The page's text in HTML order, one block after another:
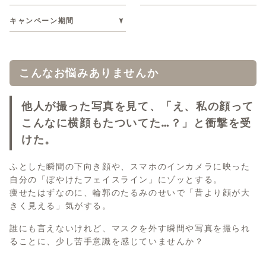
キャンペーン期間
こんなお悩みありませんか
他人が撮った写真を見て、
「え、私の顔って
こんなに横顔もたついてた…？」
と衝撃を受
けた。
ふとした瞬間の下向き顔や、スマホのインカメラに映った
自分の「ぼやけたフェイスライン」にゾッとする。
痩せたはずなのに、輪郭のたるみのせいで「昔より顔が大
きく見える」気がする。
誰にも言えないけれど、マスクを外す瞬間や写真を撮られ
ることに、少し苦手意識を感じていませんか？